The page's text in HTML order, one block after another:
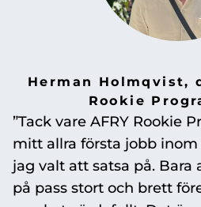
”Tack vare AFRY Rookie
mitt allra första jobb
jag valt att satsa på.
på pass stort och brett
Herman Holmqvist,
Rookie